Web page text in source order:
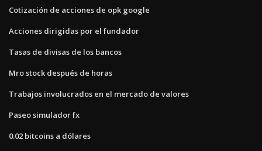
Cotización de acciones de opk google
Acciones dirigidas por el fundador
Tasas de divisas de los bancos
Mro stock después de horas
Trabajos involucrados en el mercado de valores
Paseo simulador fx
0.02 bitcoins a dólares